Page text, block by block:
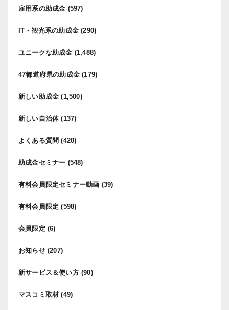
雇用系の助成金 (597)
IT・観光系の助成金 (290)
ユニークな助成金 (1,488)
47都道府県の助成金 (179)
新しい助成金 (1,500)
新しい自治体(137)
よくある質問 (420)
助成金セミナー (548)
有料会員限定セミナー動画 (39)
有料会員限定 (598)
会員限定 (6)
お知らせ(207)
新サービス＆使い方(90)
マスコミ取材 (49)